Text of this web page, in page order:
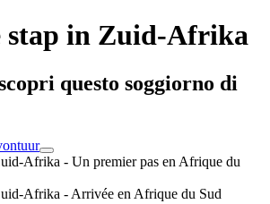
stap in Zuid-Afrika
questo soggiorno di